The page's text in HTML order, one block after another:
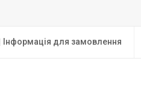
Інформація для замовлення